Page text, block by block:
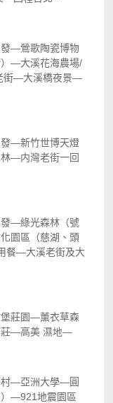
—鶯歌陶瓷博物
—大溪花海農場/
街—大溪橋夜景—
—新竹世博天燈
—内灣老街一回
—綠光森林（號
園區（慈湖、頭
餐—大溪老街及大
莊園—薰衣草森
—高美 濕地—
—亞洲大學—圓
）—921地震園區